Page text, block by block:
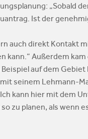
„Sobald
Ist der
auch direkt Kontakt
kann.“ Außerdem
auf dem Gebiet
seinem Lehmann-
kann hier mit dem
zu planen, als wenn